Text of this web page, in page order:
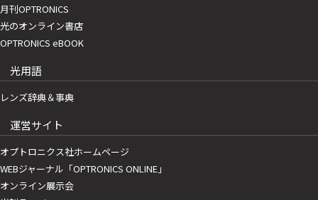
月刊OPTRONICS
光のオンライン書店
OPTRONICS eBOOK
光用語
レンズ辞典＆事典
運営サイト
オプトロニクス社ホームページ
WEBジャーナル「OPTRONICS ONLINE」
オンライン展示会